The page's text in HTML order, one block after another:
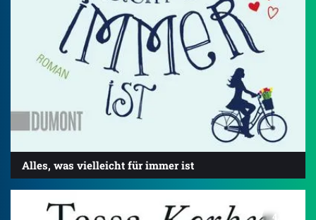
Alles, was vielleicht für immer ist
4.0